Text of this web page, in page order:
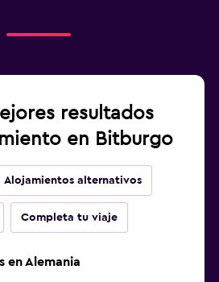
resultados
en Bitburgo
Alojamientos alternativos
Completa tu viaje
en Alemania